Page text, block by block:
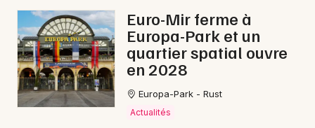
88 - Vosges
Choisir mes départements
Euro-Mir ferme à
Europa-Park et un
quartier spatial ouvre
en 2028
Europa-Park - Rust
Actualités